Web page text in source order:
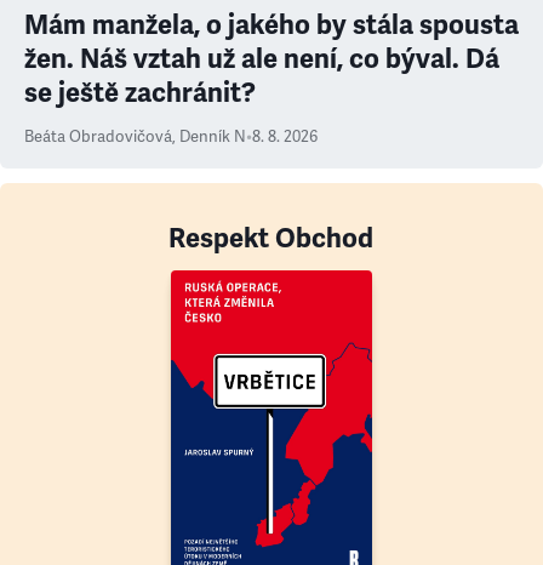
Mám manžela, o jakého by stála spousta
žen. Náš vztah už ale není, co býval. Dá
se ještě zachránit?
Beáta Obradovičová, Denník N•8. 8. 2026
Respekt Obchod